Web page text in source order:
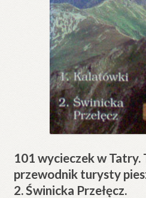
101 wycieczek w Tatry.
przewodnik turysty
2. Świnicka Przełęcz.